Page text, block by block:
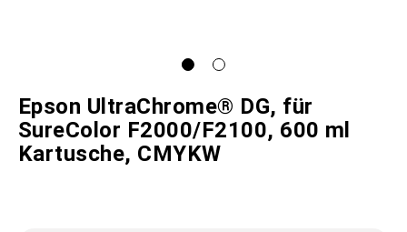
Epson UltraChrome® DG, für
SureColor F2000/F2100, 600 ml
Kartusche, CMYKW